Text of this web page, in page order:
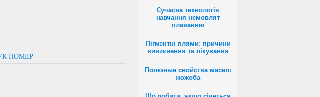
Сучасна технологія
навчання немовлят
плаванню
Пігментні плями: причини
виникнення та лікування
Полезные свойства масел:
жожоба
ПОМЕР